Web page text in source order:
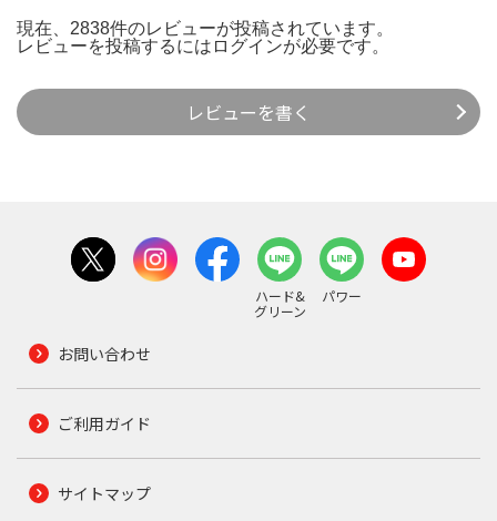
現在、2838件のレビューが投稿されています。
レビューを投稿するには ログインが必要です。
レビューを書く
ハード&
グリーン
パワー
お問い合わせ
ご利用ガイド
サイトマップ